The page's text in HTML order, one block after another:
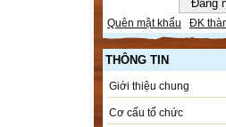
Quên mật khẩu ĐK
THÔNG TIN
Giới thiệu chung
Cơ cấu tổ chức